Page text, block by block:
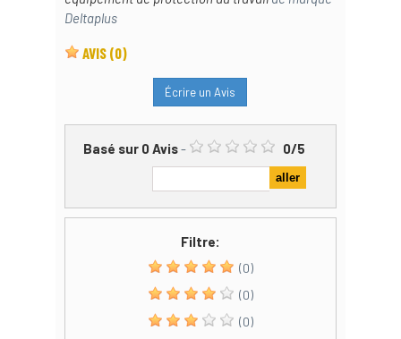
Deltaplus
AVIS (0)
Écrire un Avis
Basé sur 0Avis- 0/5
Filtre:
(0)
(0)
(0)